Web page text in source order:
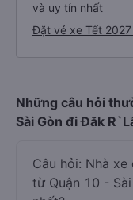
và uy tín nhất
Đặt vé xe Tết
Những câu hỏi
Sài Gòn đi Đăk
Câu hỏi: Nhà
từ Quận 10 -